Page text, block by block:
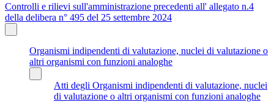
Controlli e rilievi sull'amministrazione precedenti all' allegato n.4
della delibera n° 495 del 25 settembre 2024
Organismi indipendenti di valutazione, nuclei di valutazione o
altri organismi con funzioni analoghe
Atti degli Organismi indipendenti di valutazione, nuclei
di valutazione o altri organismi con funzioni analoghe